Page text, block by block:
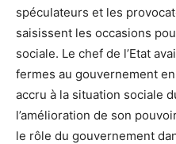
spéculateurs et les
saisissent les occasions
sociale. Le chef de l’Etat
fermes au gouvernement
accru à la situation sociale
l’amélioration de son
le rôle du gouvernement